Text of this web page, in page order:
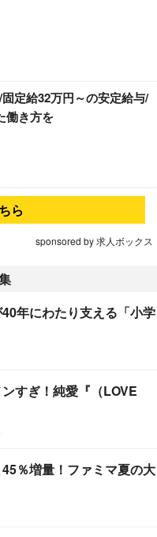
定給32万円～の安定給与/
働き方を
ら
sponsored by 求人ボックス
年にわたり支える「小学
すぎ！純愛『（LOVE
％増量！ファミマ夏の大